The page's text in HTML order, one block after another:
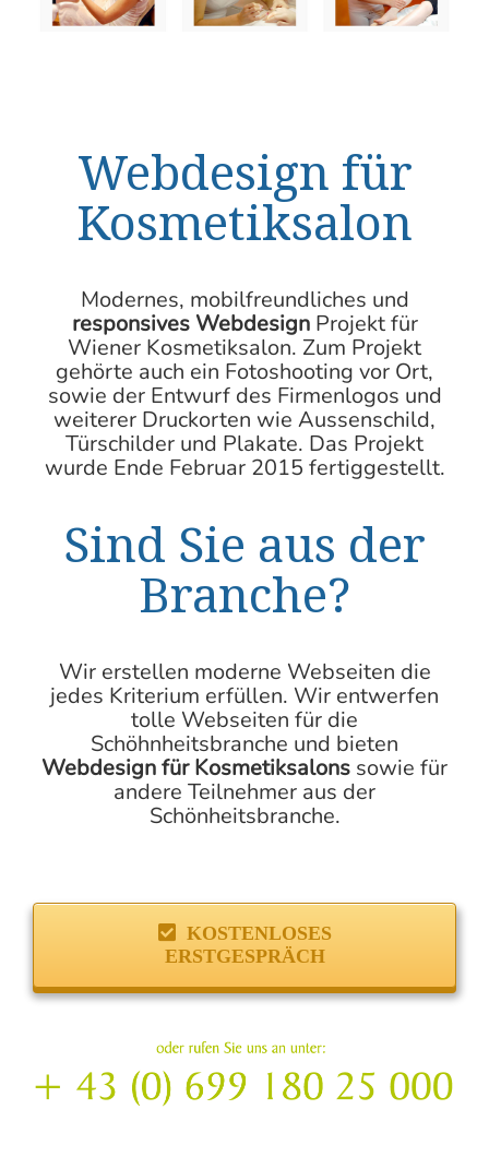
Webdesign für
Kosmetiksalon
Modernes, mobilfreundliches und
responsives WebdesignProjekt für
Wiener Kosmetiksalon. Zum Projekt
gehörte auch ein Fotoshooting vor Ort,
sowie der Entwurf des Firmenlogos und
weiterer Druckorten wie Aussenschild,
Türschilder und Plakate. Das Projekt
wurde Ende Februar 2015 fertiggestellt.
Sind Sie aus der
Branche?
Wir erstellen moderne Webseiten die
jedes Kriterium erfüllen. Wir entwerfen
tolle Webseiten für die
Schöhnheitsbranche und bieten
Webdesign für Kosmetiksalons sowie für
andere Teilnehmer aus der
Schönheitsbranche.
KOSTENLOSES
ERSTGESPRÄCH